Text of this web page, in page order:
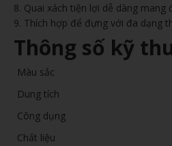
8. Quai xách tiện lợi dễ dàng mang
9. Thích hợp để đựng với đa dạng
Thông số kỹ
Màu sắc
Dung tích
Công dụng
Chất liệu